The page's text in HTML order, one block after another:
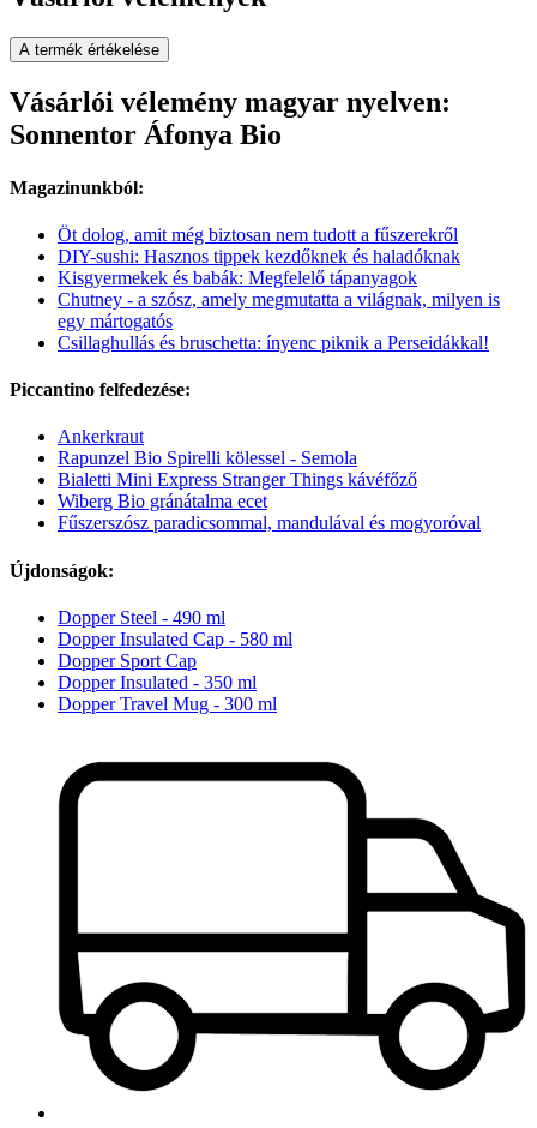
A termék értékelése
Vásárlói vélemény magyar nyelven:
Sonnentor Áfonya Bio
Magazinunkból:
Öt dolog, amit még biztosan nem tudott a fűszerekről
DIY-sushi: Hasznos tippek kezdőknek és haladóknak
Kisgyermekek és babák: Megfelelő tápanyagok
Chutney - a szósz, amely megmutatta a világnak, milyen is
egy mártogatós
Csillaghullás és bruschetta: ínyenc piknik a Perseidákkal!
Piccantino felfedezése:
Ankerkraut
Rapunzel Bio Spirelli kölessel - Semola
Bialetti Mini Express Stranger Things kávéfőző
Wiberg Bio gránátalma ecet
Fűszerszósz paradicsommal, mandulával és mogyoróval
Újdonságok:
Dopper Steel - 490 ml
Dopper Insulated Cap - 580 ml
Dopper Sport Cap
Dopper Insulated - 350 ml
Dopper Travel Mug - 300 ml